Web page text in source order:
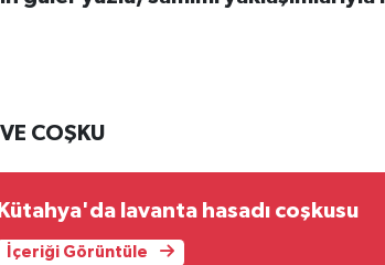
COŞKU
Kütahya'da lavanta hasadı coşkusu
İçeriği Görüntüle